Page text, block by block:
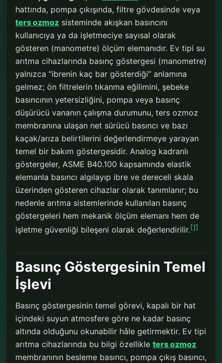
hattında, pompa çıkışında, filtre gövdesinde veya
ters ozmoz sisteminde akışkan basıncını
kullanıcıya ya da işletmeciye sayısal olarak
gösteren (manometre) ölçüm elemanıdır. Ev tipi su
arıtma cihazlarında basınç göstergesi (manometre)
yalnızca “ibrenin kaç bar gösterdiği” anlamına
gelmez; ön filtrelerin tıkanma eğilimini, şebeke
basıncının yetersizliğini, pompa veya basınç
düşürücü vananın çalışma durumunu, ters ozmoz
membranına ulaşan net sürücü basıncı ve bazı
kaçak/arıza belirtilerini değerlendirmeye yarayan
temel bir bakım göstergesidir. Analog kadranlı
göstergeler, ASME B40.100 kapsamında elastik
elemanla basıncı algılayıp ibre ve dereceli skala
üzerinden gösteren cihazlar olarak tanımlanır; bu
nedenle arıtma sistemlerinde kullanılan basınç
göstergeleri hem mekanik ölçüm elemanı hem de
işletme güvenliği bileşeni olarak değerlendirilir.[1]
Basınç Göstergesinin Temel
İşlevi
Basınç göstergesinin temel görevi, kapalı bir hat
içindeki suyun atmosfere göre ne kadar basınç
altında olduğunu okunabilir hâle getirmektir. Ev tipi
arıtma cihazlarında bu bilgi özellikle ters ozmoz
membranının besleme basıncı, pompa çıkış basıncı,